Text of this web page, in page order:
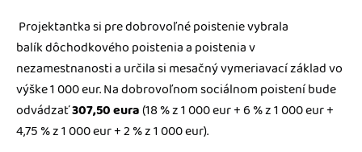
Projektantka si pre dobrovoľné poistenie vybrala
balík dôchodkového poistenia a poistenia v
nezamestnanosti a určila si mesačný vymeriavací základ vo
výške 1 000 eur. Na dobrovoľnom sociálnom poistení bude
odvádzať307,50 eura(18 % z 1 000 eur + 6 % z 1 000 eur +
4,75 % z 1 000 eur + 2 % z 1 000 eur).